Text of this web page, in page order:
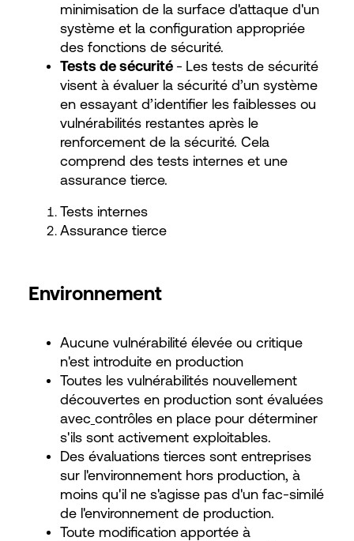
minimisation de la surface d'attaque d'un
système et la configuration appropriée
des fonctions de sécurité.
Tests de sécurité - Les tests de sécurité
visent à évaluer la sécurité d’un système
en essayant d’identifier les faiblesses ou
vulnérabilités restantes après le
renforcement de la sécurité. Cela
comprend des tests internes et une
assurance tierce.
Tests internes
Assurance tierce
Environnement
Aucune vulnérabilité élevée ou critique
n'est introduite en production
Toutes les vulnérabilités nouvellement
découvertes en production sont évaluées
avec contrôles en place pour déterminer
s'ils sont activement exploitables.
Des évaluations tierces sont entreprises
sur l'environnement hors production, à
moins qu'il ne s'agisse pas d'un fac-similé
de l'environnement de production.
Toute modification apportée à